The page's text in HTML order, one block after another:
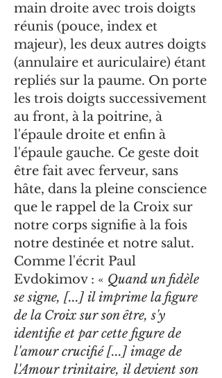
main droite avec trois doigts
réunis (pouce, index et
majeur), les deux autres doigts
(annulaire et auriculaire) étant
repliés sur la paume. On porte
les trois doigts successivement
au front, à la poitrine, à
l'épaule droite et enfin à
l'épaule gauche. Ce geste doit
être fait avec ferveur, sans
hâte, dans la pleine conscience
que le rappel de la Croix sur
notre corps signifie à la fois
notre destinée et notre salut.
Comme l'écrit Paul
Evdokimov : « Quand un fidèle
se signe, [...] il imprime la figure
de la Croix sur son être, s'y
identifie et par cette figure de
l'amour crucifié [...] image de
l'Amour trinitaire, il devient son